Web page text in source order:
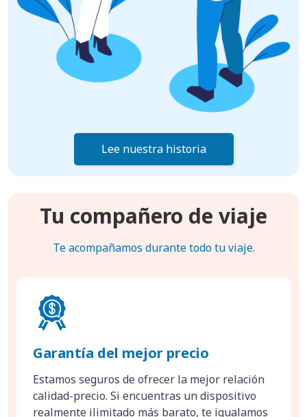
Lee nuestra historia
Tu compañero de viaje
Te acompañamos durante todo tu viaje.
Garantía del mejor precio
Estamos seguros de ofrecer la mejor relación
calidad-precio. Si encuentras un dispositivo
realmente ilimitado más barato, te igualamos